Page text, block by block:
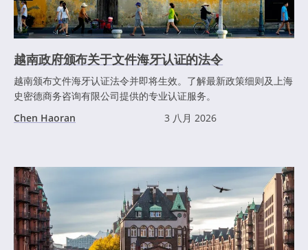
越南政府颁布关于文件海牙认证的法令
越南颁布文件海牙认证法令并即将生效。了解最新政策细则及上海
史密德商务咨询有限公司提供的专业认证服务。
Chen Haoran
3 八月 2026